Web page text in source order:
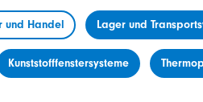
und Handel Lager und
Kunststofffenstersysteme